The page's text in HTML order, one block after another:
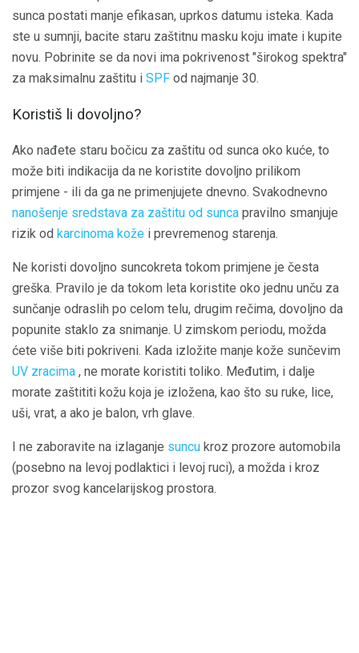
sunca postati manje efikasan, uprkos datumu isteka. Kada
ste u sumnji, bacite staru zaštitnu masku koju imate i kupite
novu. Pobrinite se da novi ima pokrivenost "širokog spektra"
za maksimalnu zaštitu i SPF od najmanje 30.
Koristiš li dovoljno?
Ako nađete staru bočicu za zaštitu od sunca oko kuće, to
može biti indikacija da ne koristite dovoljno prilikom
primjene - ili da ga ne primenjujete dnevno. Svakodnevno
nanošenje sredstava za zaštitu od sunca pravilno smanjuje
rizik od karcinoma kože i prevremenog starenja.
Ne koristi dovoljno suncokreta tokom primjene je česta
greška. Pravilo je da tokom leta koristite oko jednu unču za
sunčanje odraslih po celom telu, drugim rečima, dovoljno da
popunite staklo za snimanje. U zimskom periodu, možda
ćete više biti pokriveni. Kada izložite manje kože sunčevim
UV zracima , ne morate koristiti toliko. Međutim, i dalje
morate zaštititi kožu koja je izložena, kao što su ruke, lice,
uši, vrat, a ako je balon, vrh glave.
I ne zaboravite na izlaganje suncu kroz prozore automobila
(posebno na levoj podlaktici i levoj ruci), a možda i kroz
prozor svog kancelarijskog prostora.